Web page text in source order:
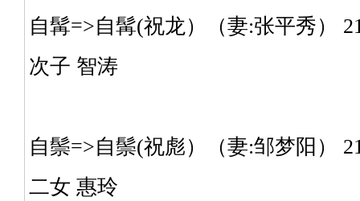
自髯=>自髯(祝龙）（妻:张平秀）
次子 智涛
自鬃=>自鬃(祝彪）（妻:邹梦阳）
二女 惠玲